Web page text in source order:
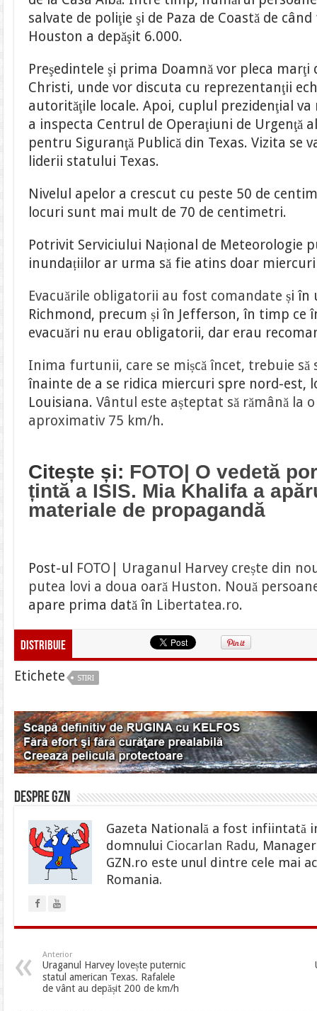
salvate de poliţie şi de Paza de Coastă de
Houston a depăşit 6.000.
Preşedintele şi prima Doamnă vor pleca marţi
Christi, unde vor discuta cu reprezentanţii
autorităţile locale. Apoi, cuplul prezidenţial
a inspecta Centrul de Operaţiuni de Urgenţă
pentru Siguranţă Publică din Texas. Vizita se
liderii statului Texas.
Nivelul apelor a crescut cu peste 50 de
locuri sunt mai mult de 70 de centimetri.
Potrivit Serviciului Național de Meteorologie
inundațiilor ar urma să fie atins doar
Evacuările obligatorii au fost comandate și în
Richmond, precum și în Jefferson, în timp ce
evacuări nu erau obligatorii, dar erau
Inima furtunii, care se mișcă încet, trebuie să
înainte de a se ridica miercuri spre nord-est,
Louisiana.Vântul este așteptat să rămână la
aproximativ 75 km/h.
Citește și: FOTO| O vedetă
țintă a ISIS. Mia Khalifa a
materiale de propagandă
Post-ul FOTO| Uraganul Harvey crește din
putea lovi a doua oară Huston. Nouă
apare prima dată în Libertatea.ro.
Distribuie
Etichete STIRI
Despre gzn
Gazeta Natională a fost infiintată
domnului Ciocarlan Radu,
GZN.ro este unul dintre cele mai
Romania.
Anterior
Uraganul Harvey lovește puternic
statul american Texas. Rafalele
de vânt au depășit 200 de km/h